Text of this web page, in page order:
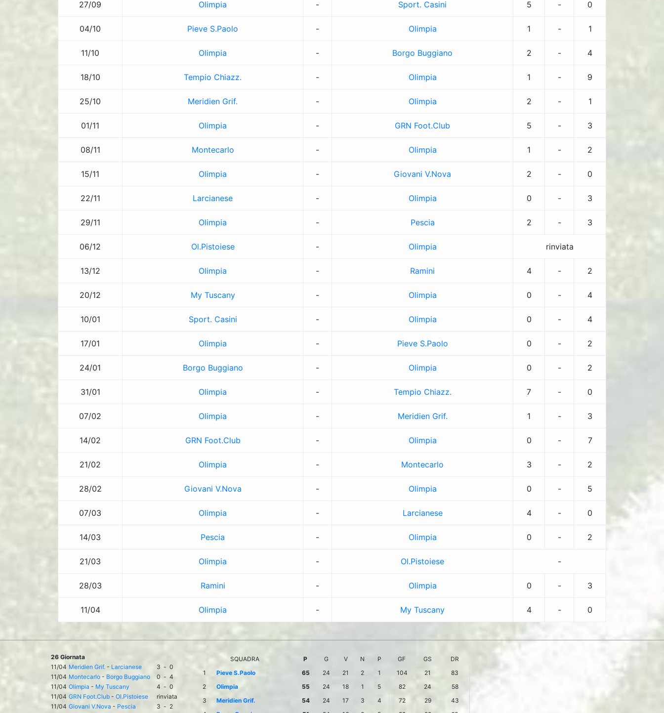
27/09 Olimpia - Sport. Casini 5 - 0
04/10 Pieve S.Paolo - Olimpia 1 - 1
11/10 Olimpia - Borgo Buggiano 2 - 4
18/10 Tempio Chiazz. - Olimpia 1 - 9
25/10 Meridien Grif. - Olimpia 2 - 1
01/11 Olimpia - GRN Foot.Club 5 - 3
08/11 Montecarlo - Olimpia 1 - 2
15/11 Olimpia - Giovani V.Nova 2 - 0
22/11 Larcianese - Olimpia 0 - 3
29/11 Olimpia - Pescia 2 - 3
06/12 Ol.Pistoiese - Olimpia rinviata
13/12 Olimpia - Ramini 4 - 2
20/12 My Tuscany - Olimpia 0 - 4
10/01 Sport. Casini - Olimpia 0 - 4
17/01 Olimpia - Pieve S.Paolo 0 - 2
24/01 Borgo Buggiano - Olimpia 0 - 2
31/01 Olimpia - Tempio Chiazz. 7 - 0
07/02 Olimpia - Meridien Grif. 1 - 3
14/02 GRN Foot.Club - Olimpia 0 - 7
21/02 Olimpia - Montecarlo 3 - 2
28/02 Giovani V.Nova - Olimpia 0 - 5
07/03 Olimpia - Larcianese 4 - 0
14/03 Pescia - Olimpia 0 - 2
21/03 Olimpia - Ol.Pistoiese -
28/03 Ramini - Olimpia 0 - 3
11/04 Olimpia - My Tuscany 4 - 0
26 Giornata
11/04 Meridien Grif. - Larcianese 3 - 0
11/04 Montecarlo - Borgo Buggiano 0 - 4
11/04 Olimpia - My Tuscany 4 - 0
11/04 GRN Foot.Club - Ol.Pistoiese
rinviata
11/04 Giovani V.Nova - Pescia 3 - 2
SQUADRA P G V N P GF GS
DR
1
Pieve S.Paolo 65 24 21 2 1 104 21
83
2
Olimpia 55 24 18 1 5 82 24
58
3
Meridien Grif. 54 24 17 3 4 72 29
43